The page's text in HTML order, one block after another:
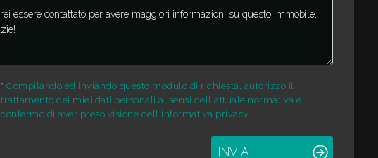
*Compilando ed inviando questo modulo di richiesta, autorizzo il
trattamento dei miei dati personali ai sensi dell'attuale normativa e
confermo di aver preso visione dell'informativa privacy.
INVIA